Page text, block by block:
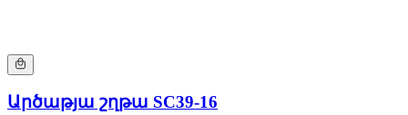
Արծաթյա շղթա SC39-16